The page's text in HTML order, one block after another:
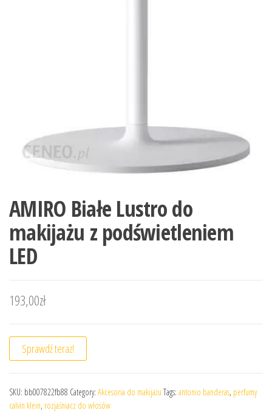
AMIRO Białe Lustro do
makijażu z podświetleniem
LED
193,00zł
Sprawdź teraz!
SKU: bb007822fb88 Category: Akcesoria do makijażu Tags: antonio banderas, perfumy
calvin klein, rozjaśniacz do włosów